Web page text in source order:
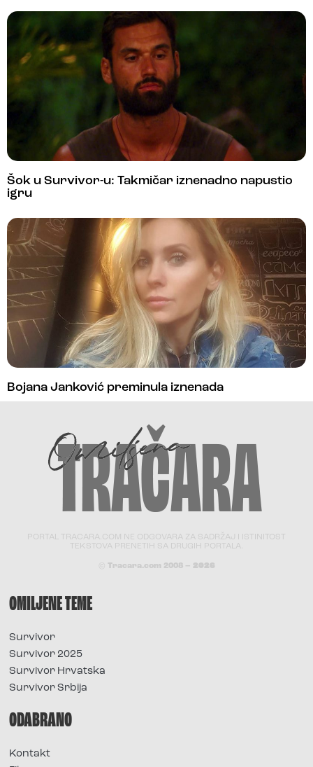
Šok u Survivor-u: Takmičar iznenadno napustio
igru
Bojana Janković preminula iznenada
PORTAL TRACARA.COM NE ODGOVARA ZA SADRŽAJ I ISTINITOST
TEKSTOVA PRENETIH SA DRUGIH PORTALA.
© Tracara.com 2008 – 2026
OMILJENE TEME
Survivor
Survivor 2025
Survivor Hrvatska
Survivor Srbija
ODABRANO
Kontakt